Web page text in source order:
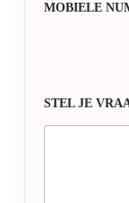
MOBIELE
STEL JE